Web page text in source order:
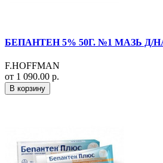
БЕПАНТЕН 5% 50Г. №1 МАЗЬ
F.HOFFMAN
от 1 090.00 р.
В корзину